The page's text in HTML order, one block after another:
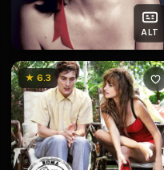
ALT
★ 6.3